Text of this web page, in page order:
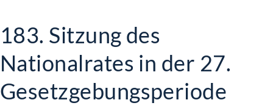
183. Sitzung des
Nationalrates in der 27.
Gesetzgebungsperiode